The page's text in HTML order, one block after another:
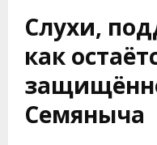
Слухи,
как
Семяныча